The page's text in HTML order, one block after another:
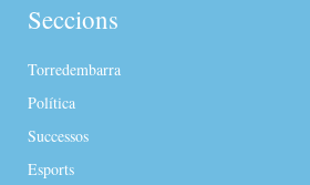
Seccions
Torredembarra
Política
Successos
Esports